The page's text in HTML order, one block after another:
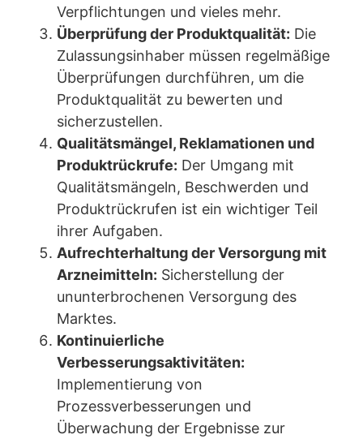
Verpflichtungen und vieles mehr.
Überprüfung der Produktqualität: Die
Zulassungsinhaber müssen regelmäßige
Überprüfungen durchführen, um die
Produktqualität zu bewerten und
sicherzustellen.
Qualitätsmängel, Reklamationen und
Produktrückrufe: Der Umgang mit
Qualitätsmängeln, Beschwerden und
Produktrückrufen ist ein wichtiger Teil
ihrer Aufgaben.
Aufrechterhaltung der Versorgung mit
Arzneimitteln: Sicherstellung der
ununterbrochenen Versorgung des
Marktes.
Kontinuierliche
Verbesserungsaktivitäten:
Implementierung von
Prozessverbesserungen und
Überwachung der Ergebnisse zur